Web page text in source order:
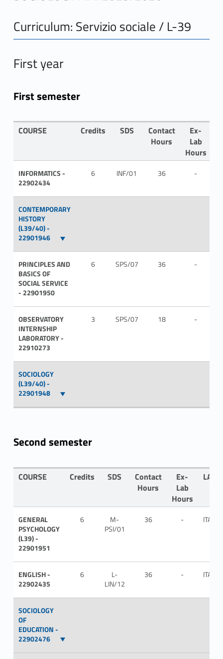
Curriculum: Servizio sociale / L-39
First year
First semester
COURSE Credits SDS
Contact
Hours
Ex-
Lab
Hours
INFORMATICS -
22902434
6 INF/01 36 -
CONTEMPORARY
HISTORY
(L39/40) -
22901946
PRINCIPLES AND
BASICS OF
SOCIAL SERVICE
- 22901950
6 SPS/07 36 -
OBSERVATORY
INTERNSHIP
LABORATORY -
22910273
3 SPS/07 18 -
SOCIOLOGY
(L39/40) -
22901948
Second semester
COURSE Credits SDS
Contact
Hours
Ex-
Lab
Hours
GENERAL
PSYCHOLOGY
(L39) -
22901951
6
M-
PSI/01
36 - ITA
ENGLISH -
22902435
6
L-
LIN/12
36 - ITA
SOCIOLOGY
OF
EDUCATION -
22902476